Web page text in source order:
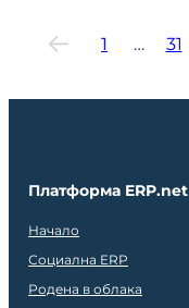
1 … 31
Платформа ERP.net
Начало
Социална ERP
Родена в облака